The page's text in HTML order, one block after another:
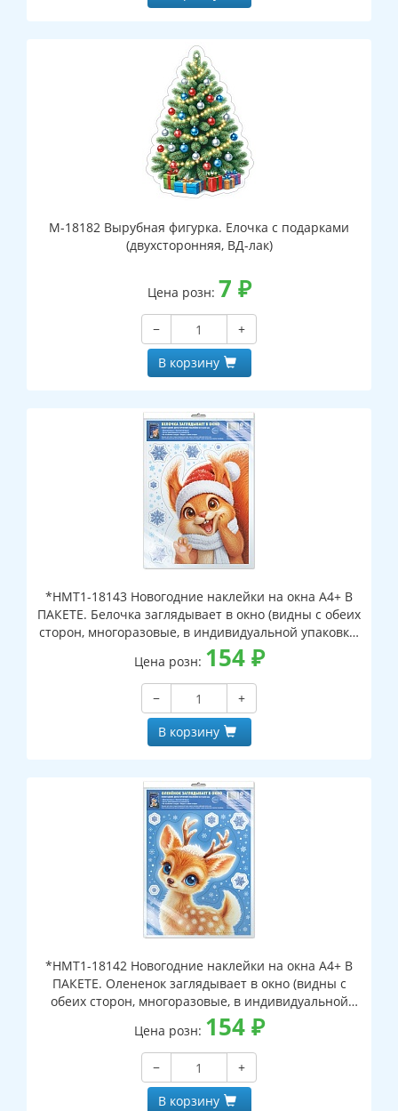
М-18182 Вырубная фигурка. Елочка с подарками
(двухсторонняя, ВД-лак)
Цена розн: 7 ₽
−
+
В корзину
*НМТ1-18143 Новогодние наклейки на окна А4+ В
ПАКЕТЕ. Белочка заглядывает в окно (видны с обеих
сторон, многоразовые, в индивидуальной упаковке,
с европодвесом и клеевым клапаном)
Цена розн: 154₽
−
+
В корзину
*НМТ1-18142 Новогодние наклейки на окна А4+ В
ПАКЕТЕ. Олененок заглядывает в окно (видны с
обеих сторон, многоразовые, в индивидуальной
упаковке, с европодвесом и клеевым клапаном)
Цена розн: 154₽
−
+
В корзину